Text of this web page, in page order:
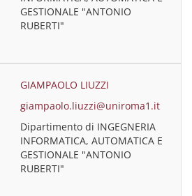
GESTIONALE "ANTONIO
RUBERTI"
GIAMPAOLO LIUZZI
giampaolo.liuzzi@uniroma1.it
Dipartimento di INGEGNERIA
INFORMATICA, AUTOMATICA E
GESTIONALE "ANTONIO
RUBERTI"